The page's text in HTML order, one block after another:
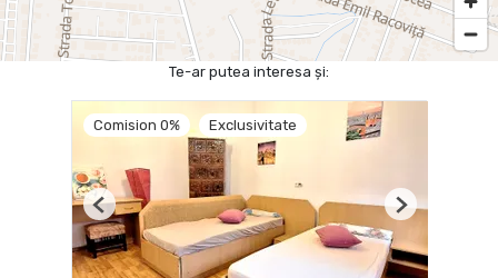
Te-ar putea interesa și:
Comision 0% Exclusivitate
Previous Next